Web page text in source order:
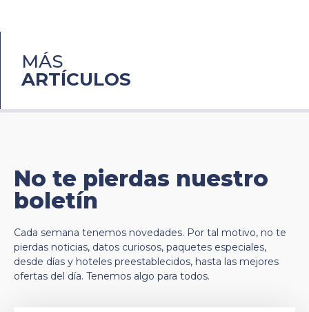
MÁS
ARTÍCULOS
No te pierdas nuestro
boletín
Cada semana tenemos novedades. Por tal motivo, no te
pierdas noticias, datos curiosos, paquetes especiales,
desde días y hoteles preestablecidos, hasta las mejores
ofertas del día. Tenemos algo para todos.